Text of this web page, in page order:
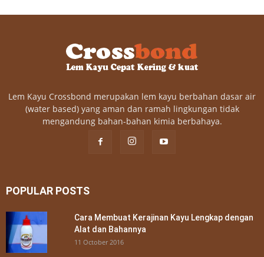
Lem Kayu Crossbond merupakan lem kayu berbahan dasar air
(water based) yang aman dan ramah lingkungan tidak
mengandung bahan-bahan kimia berbahaya.
POPULAR POSTS
Cara Membuat Kerajinan Kayu Lengkap dengan
Alat dan Bahannya
11 October 2016